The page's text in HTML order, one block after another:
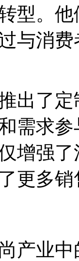
型。
与消
出了
需求
增强
更多
产业